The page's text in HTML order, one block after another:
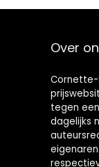
Over
Cornette-
tegen
dagelijks